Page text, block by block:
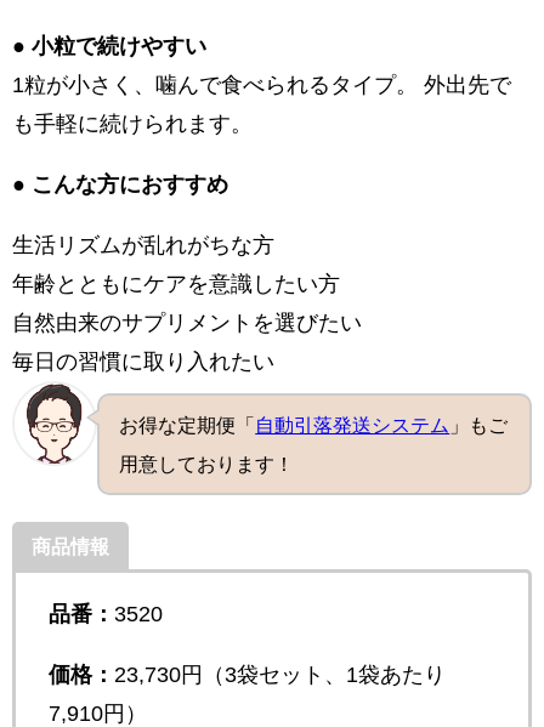
● 小粒で続けやすい
1粒が小さく、噛んで食べられるタイプ。 外出先で
も手軽に続けられます。
● こんな方におすすめ
生活リズムが乱れがちな方
年齢とともにケアを意識したい方
自然由来のサプリメントを選びたい
毎日の習慣に取り入れたい
お得な定期便「 自動引落発送システム 」もご
用意しております！
商品情報
品番： 3520
価格： 23,730円（3袋セット、1袋あたり
7,910円）